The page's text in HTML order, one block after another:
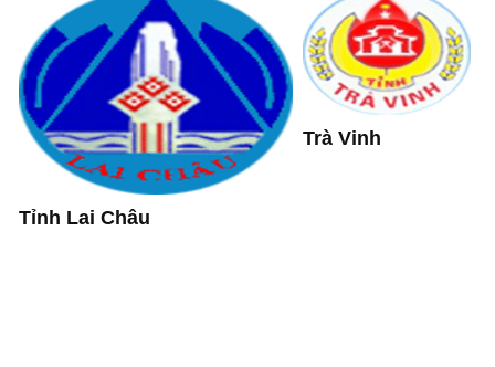
Tỉnh Lai Châu
Trà Vinh